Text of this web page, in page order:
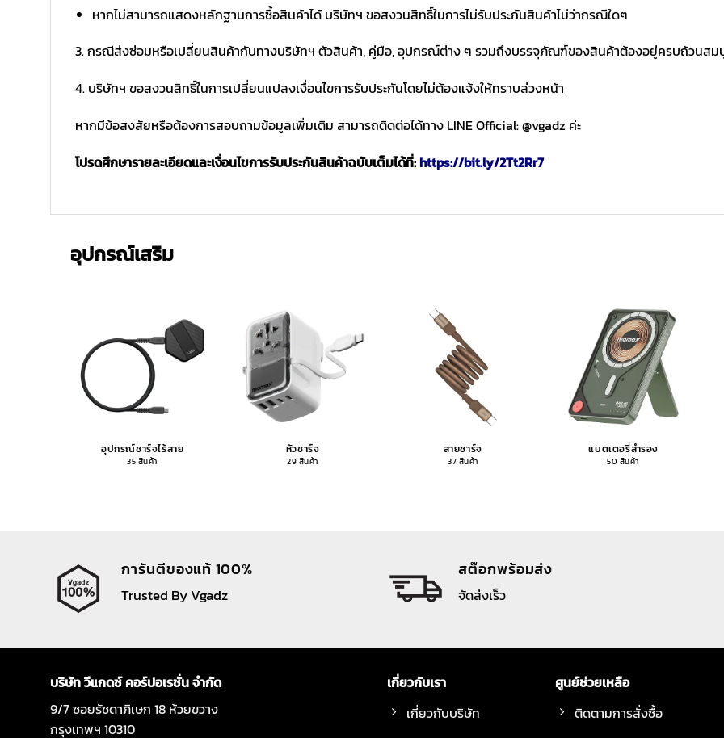
หากไม่สามารถแสดงหลักฐานการซื้อสินค้าได้ บริษัทฯ ขอสงวนสิทธิ์ในการไม่รับประกันสินค้าไม่ว่ากรณีใดๆ
3. กรณีส่งซ่อมหรือเปลี่ยนสินค้ากับทางบริษัทฯ ตัวสินค้า, คู่มือ, อุปกรณ์ต่าง ๆ รวมถึงบรรจุภัณฑ์ของสินค้าต้องอยู่ครบถ้วนส
4. บริษัทฯ ขอสงวนสิทธิ์ในการเปลี่ยนแปลงเงื่อนไขการรับประกันโดยไม่ต้องแจ้งให้ทราบล่วงหน้า
หากมีข้อสงสัยหรือต้องการสอบถามข้อมูลเพิ่มเติม สามารถติดต่อได้ทาง LINE Official: @vgadz ค่ะ
โปรดศึกษารายละเอียดและเงื่อนไขการรับประกันสินค้าฉบับเต็มได้ที่:https://bit.ly/2Tt2Rr7
อุปกรณ์เสริม
อุปกรณ์ชาร์จไร้สาย
35 สินค้า
หัวชาร์จ
29 สินค้า
สายชาร์จ
37 สินค้า
แบตเตอรี่สำรอง
50 สินค้า
การันตีของแท้ 100%
Trusted By Vgadz
สต๊อกพร้อมส่ง
จัดส่งเร็ว
บริษัท วีแกดซ์ คอร์ปอเรชั่น จำกัด
9/7 ซอยรัชดาภิเษก 18 ห้วยขวาง
กรุงเทพฯ 10310
เกี่ยวกับเรา
เกี่ยวกับบริษัท
ศูนย์ช่วยเหลือ
ติดตามการสั่งซื้อ